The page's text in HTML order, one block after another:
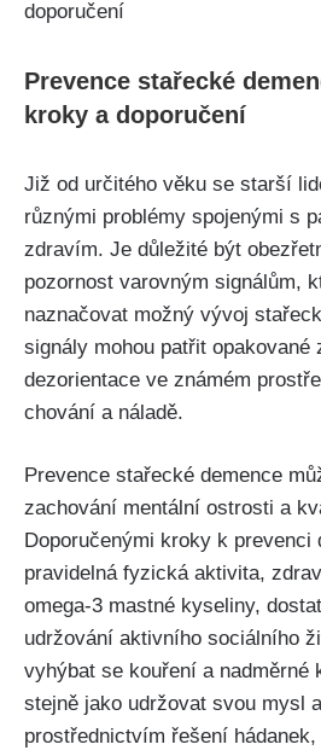
Prevence stařecké
kroky a doporučení
Již od určitého věku se starší
různými problémy spojenými s
zdravím. Je důležité být
pozornost varovným signálům,
naznačovat možný vývoj
signály mohou patřit opakované
dezorientace ve známém
chování a náladě.
Prevence stařecké demence
zachování mentální ostrosti a
Doporučenými kroky k prevenci
pravidelná fyzická aktivita,
omega-3 mastné kyseliny,
udržování aktivního sociálního
vyhýbat se kouření a nadměrné
stejně jako udržovat svou mysl
prostřednictvím řešení